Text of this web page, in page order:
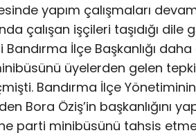
yapım çalışmaları
çalışan işçileri taşıdığı
Bandırma İlçe Başkanlığı
üyelerden gelen
Bandırma İlçe
Bora Öziş’in başkanlığını
parti minibüsünü tahsis